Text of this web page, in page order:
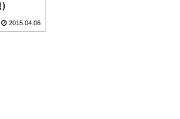
2015.04.06